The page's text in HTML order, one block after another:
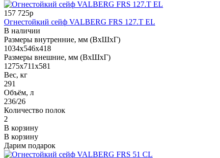
157 725р
Огнестойкий сейф VALBERG FRS 127.T EL
В наличии
Размеры внутренние, мм (ВхШхГ)
1034x546x418
Размеры внешние, мм (ВхШхГ)
1275x711x581
Вес, кг
291
Объём, л
236/26
Количество полок
2
В корзину
В корзину
Дарим подарок